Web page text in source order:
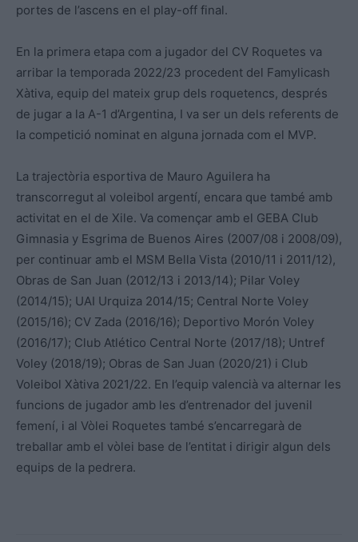
portes de l’ascens en el play-off final.
En la primera etapa com a jugador del CV Roquetes va
arribar la temporada 2022/23 procedent del Famylicash
Xàtiva, equip del mateix grup dels roquetencs, després
de jugar a la A-1 d’Argentina, I va ser un dels referents de
la competició nominat en alguna jornada com el MVP.
La trajectòria esportiva de Mauro Aguilera ha
transcorregut al voleibol argentí, encara que també amb
activitat en el de Xile. Va començar amb el GEBA Club
Gimnasia y Esgrima de Buenos Aires (2007/08 i 2008/09),
per continuar amb el MSM Bella Vista (2010/11 i 2011/12),
Obras de San Juan (2012/13 i 2013/14); Pilar Voley
(2014/15); UAI Urquiza 2014/15; Central Norte Voley
(2015/16); CV Zada (2016/16); Deportivo Morón Voley
(2016/17); Club Atlético Central Norte (2017/18); Untref
Voley (2018/19); Obras de San Juan (2020/21) i Club
Voleibol Xàtiva 2021/22. En l’equip valencià va alternar les
funcions de jugador amb les d’entrenador del juvenil
femení, i al Vòlei Roquetes també s’encarregarà de
treballar amb el vòlei base de l’entitat i dirigir algun dels
equips de la pedrera.